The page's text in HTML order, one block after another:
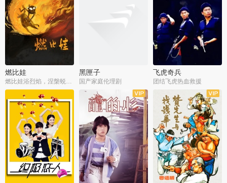
燃比娃
燃比娃浴烈焰，涅槃蜕变成人
黑匣子
国产家庭伦理剧
飞虎奇兵
团结飞虎热血救援